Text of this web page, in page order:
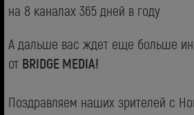
на 8 каналах 365 дней в году
А дальше вас ждет еще больше
от BRIDGE MEDIA!
Поздравляем наших зрителей с